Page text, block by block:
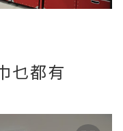
乜都有